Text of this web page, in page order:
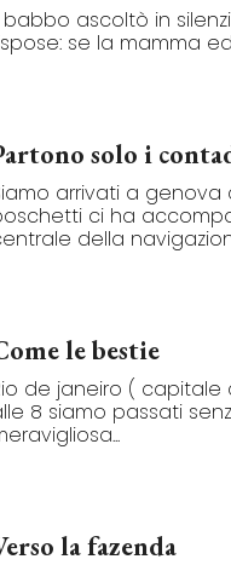
babbo ascoltò in
se la mamma ed
solo i
arrivati a genova
ci ha
della
le bestie
de janeiro ( capitale
8 siamo passati
la fazenda